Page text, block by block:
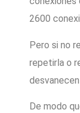
2600
Pero si no
repetirla o
De modo